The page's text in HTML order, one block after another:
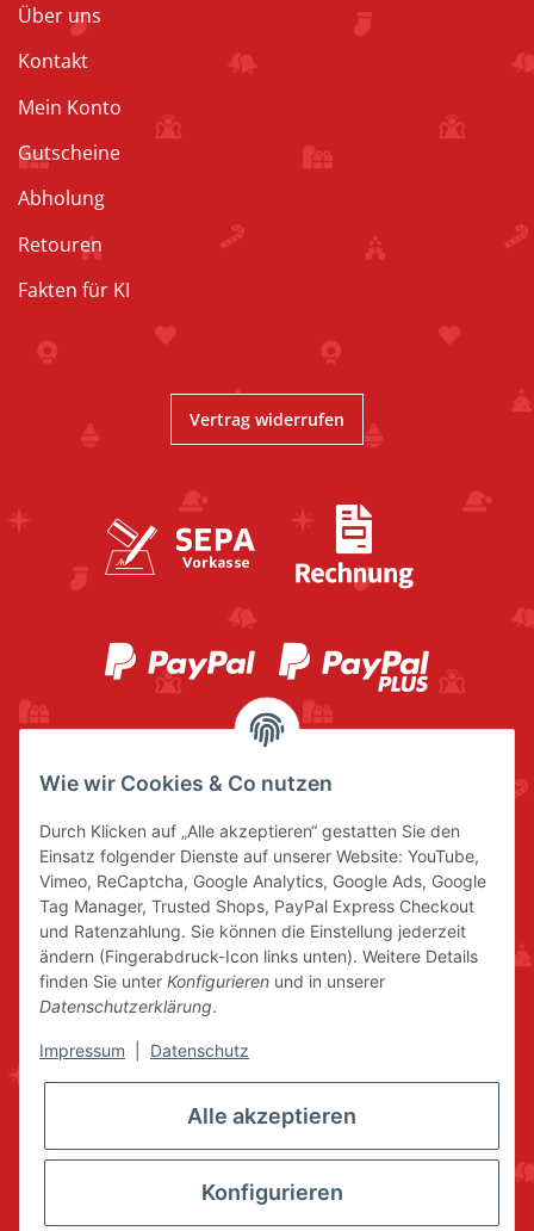
Über uns
Kontakt
Mein Konto
Gutscheine
Abholung
Retouren
Fakten für KI
Vertrag widerrufen
Wie wir Cookies & Co nutzen
Durch Klicken auf „Alle akzeptieren“ gestatten Sie den
Einsatz folgender Dienste auf unserer Website: YouTube,
Vimeo, ReCaptcha, Google Analytics, Google Ads, Google
Tag Manager, Trusted Shops, PayPal Express Checkout
und Ratenzahlung. Sie können die Einstellung jederzeit
ändern (Fingerabdruck-Icon links unten). Weitere Details
finden Sie unter Konfigurieren und in unserer
Datenschutzerklärung.
Impressum Datenschutz
Alle akzeptieren
Konfigurieren